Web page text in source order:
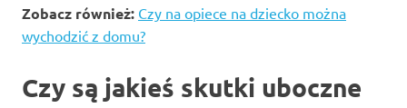
Zobacz również: Czy na opiece na dziecko można
wychodzić z domu?
Czy są jakieś skutki uboczne